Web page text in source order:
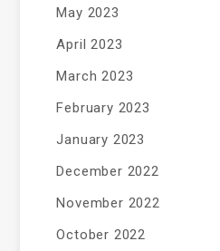
May 2023
April 2023
March 2023
February 2023
January 2023
December 2022
November 2022
October 2022